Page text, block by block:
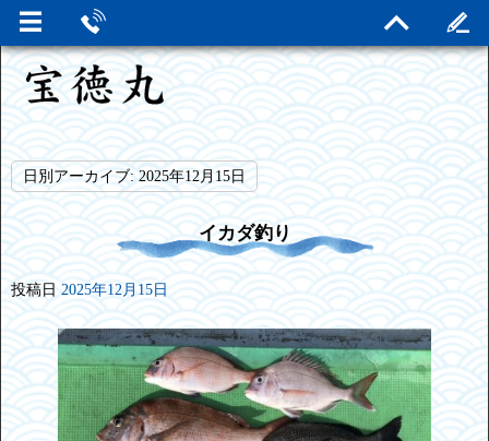
日別アーカイブ:2025年12月15日
イカダ釣り
投稿日 2025年12月15日